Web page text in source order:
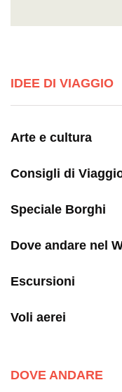
IDEE DI VIAGGIO
Arte e cultura
Consigli di
Speciale Borghi
Dove andare nel
Escursioni
Voli aerei
DOVE ANDARE